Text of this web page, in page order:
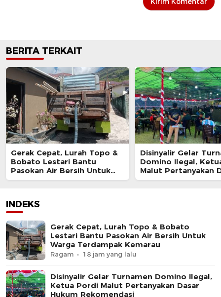
BERITA TERKAIT
Gerak Cepat, Lurah Topo &
Bobato Lestari Bantu
Pasokan Air Bersih Untuk
Warga Terdampak Kemarau
Disinyalir Gelar
Domino Ilegal,
Malut Pertanyakan
Hukum
INDEKS
Gerak Cepat, Lurah Topo & Bobato
Lestari Bantu Pasokan Air Bersih Untuk
Warga Terdampak Kemarau
Ragam 18 jam yang lalu
Disinyalir Gelar Turnamen Domino Ilegal,
Ketua Pordi Malut Pertanyakan Dasar
Hukum Rekomendasi